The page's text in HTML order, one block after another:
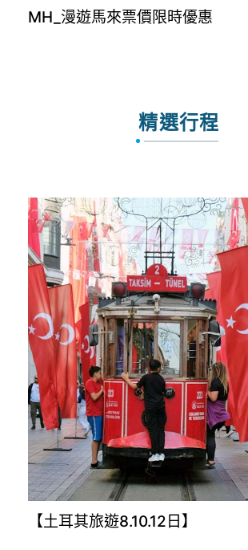
MH_漫遊馬來票價限時優惠
精選行程
【土耳其旅遊8.10.12日】